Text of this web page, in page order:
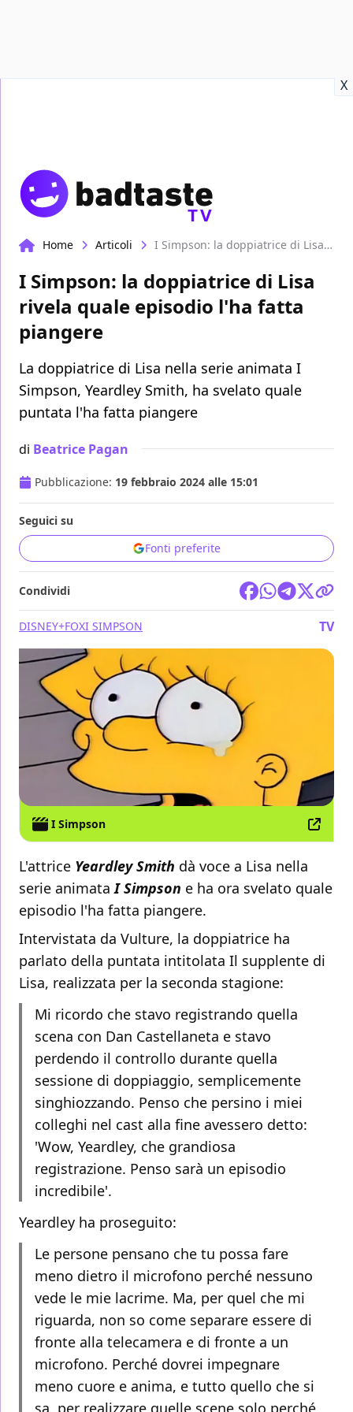
X
TV
Home Articoli I Simpson: la doppiatrice di Lisa rivela quale episodio l'ha fatta piangere
I Simpson: la doppiatrice di Lisa
rivela quale episodio l'ha fatta
piangere
La doppiatrice di Lisa nella serie animata I
Simpson, Yeardley Smith, ha svelato quale
puntata l'ha fatta piangere
di Beatrice Pagan
Pubblicazione: 19 febbraio 2024 alle 15:01
Seguici su
Fonti preferite
Condividi
DISNEY+FOXI SIMPSON TV
I Simpson
L'attrice Yeardley Smith dà voce a Lisa nella
serie animataI Simpson e ha ora svelato quale
episodio l'ha fatta piangere.
Intervistata da Vulture, la doppiatrice ha
parlato della puntata intitolata Il supplente di
Lisa, realizzata per la seconda stagione:
Mi ricordo che stavo registrando quella
scena con Dan Castellaneta e stavo
perdendo il controllo durante quella
sessione di doppiaggio, semplicemente
singhiozzando. Penso che persino i miei
colleghi nel cast alla fine avessero detto:
'Wow, Yeardley, che grandiosa
registrazione. Penso sarà un episodio
incredibile'.
Yeardley ha proseguito:
Le persone pensano che tu possa fare
meno dietro il microfono perché nessuno
vede le mie lacrime. Ma, per quel che mi
riguarda, non so come separare essere di
fronte alla telecamera e di fronte a un
microfono. Perché dovrei impegnare
meno cuore e anima, e tutto quello che si